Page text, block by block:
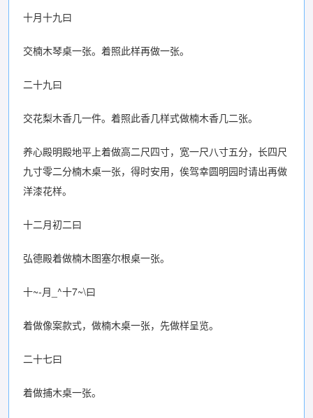
十月十九曰
交楠木琴桌一张。着照此样再做一张。
二十九曰
交花梨木香几一件。着照此香几样式做楠木香几二张。
养心殿明殿地平上着做高二尺四寸，宽一尺八寸五分，长四尺
九寸零二分楠木桌一张，得时安用，俟驾幸圆明园时请出再做
洋漆花样。
十二月初二曰
弘德殿着做楠木图塞尔根桌一张。
十~-月_^十7~\曰
着做像案款式，做楠木桌一张，先做样呈览。
二十七曰
着做捕木桌一张。